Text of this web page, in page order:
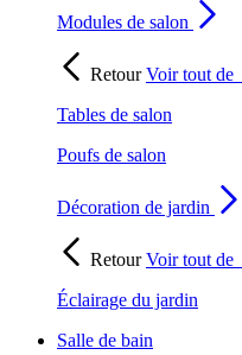
Modules de salon
RetourVoir tout de
Tables de salon
Poufs de salon
Décoration de jardin
RetourVoir tout de
Éclairage du jardin
Salle de bain